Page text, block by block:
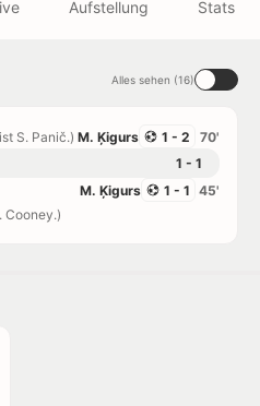
Aufstellung Stats
Alles sehen (16)
70'
1 - 2
S. Panič.) M. Ķigurs
1 - 1
45'
1 - 1
M. Ķigurs
Cooney.)